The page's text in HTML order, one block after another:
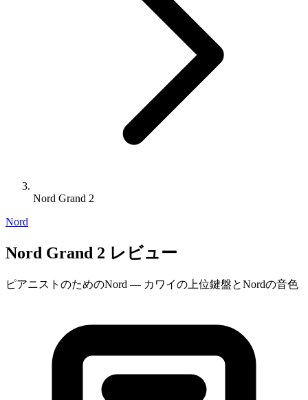
Nord Grand 2
Nord
Nord Grand 2 レビュー
ピアニストのためのNord — カワイの上位鍵盤とNordの音色